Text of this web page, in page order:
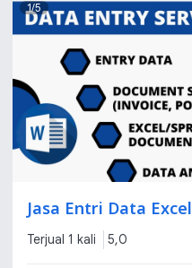
1/5
Jasa Entri Data Excel
Terjual 1 kali 5,0